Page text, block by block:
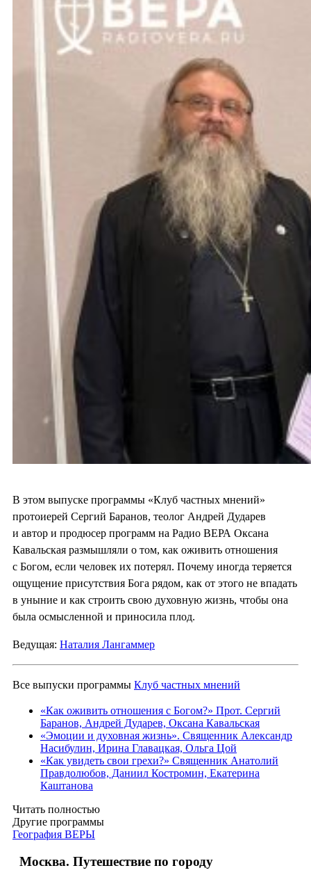
В этом выпуске программы «Клуб частных мнений»
протоиерей Сергий Баранов, теолог Андрей Дударев
и автор и продюсер программ на Радио ВЕРА Оксана
Кавальская размышляли о том, как оживить отношения
с Богом, если человек их потерял. Почему иногда теряется
ощущение присутствия Бога рядом, как от этого не впадать
в уныние и как строить свою духовную жизнь, чтобы она
была осмысленной и приносила плод.
Ведущая: Наталия Лангаммер
Все выпуски программы Клуб частных мнений
«Как оживить отношения с Богом?» Прот. Сергий
Баранов, Андрей Дударев, Оксана Кавальская
«Эмоции и духовная жизнь». Священник Александр
Насибулин, Ирина Главацкая, Ольга Цой
«Как увидеть свои грехи?» Священник Анатолий
Правдолюбов, Даниил Костромин, Екатерина
Каштанова
Читать полностью
Другие программы
География ВЕРЫ
Москва. Путешествие по городу